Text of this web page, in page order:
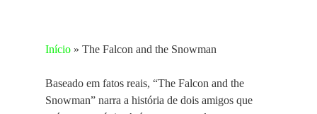
Início » The Falcon and the Snowman
Baseado em fatos reais, “The Falcon and the
Snowman” narra a história de dois amigos que